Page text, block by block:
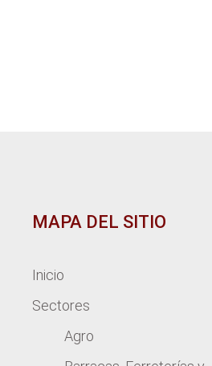
MAPA DEL SITIO
Inicio
Sectores
Agro